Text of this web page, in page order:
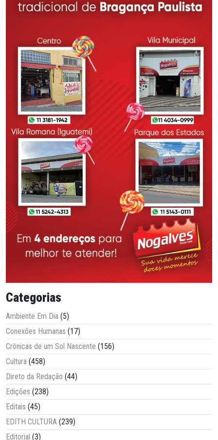
Categorias
Ambiente Em Dia (5)
Conexões Humanas (17)
Crônicas de um Sol Nascente (156)
Cultura (458)
Direto da Redação (44)
Edições (238)
Editais (45)
EDITH CULTURA (239)
Editorial (3)